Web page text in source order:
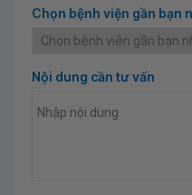
Chọn bệnh viện gần bạn
Nội dung cần tư vấn